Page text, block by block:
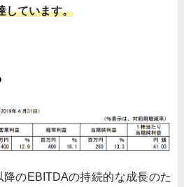
しています。
のEBITDAの持続的な成長のた